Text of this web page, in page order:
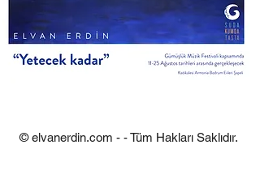
© elvanerdin.com - - Tüm Hakları Saklıdır.